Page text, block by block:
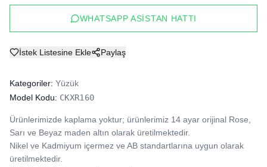
WHATSAPP ASISTAN HATTI
İstek Listesine Ekle Paylaş
Kategoriler: Yüzük
Model Kodu: CKXR160
Ürünlerimizde kaplama yoktur; ürünlerimiz 14 ayar orijinal Rose,
Sarı ve Beyaz maden altın olarak üretilmektedir.
Nikel ve Kadmiyum içermez ve AB standartlarına uygun olarak
üretilmektedir.